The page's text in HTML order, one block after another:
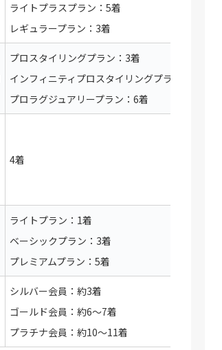
ライトプラスプラン：5着
レギュラープラン：3着
プロスタイリングプラン：3着
インフィニティプロスタイリングプラン：3着
プロラグジュアリープラン：6着
4着
ライトプラン：1着
ベーシックプラン：3着
プレミアムプラン：5着
シルバー会員：約3着
ゴールド会員：約6〜7着
プラチナ会員：約10〜11着